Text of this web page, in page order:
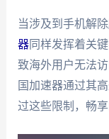
当涉及到手机解
器同样发挥着关
致海外用户无法
国加速器通过其
过这些限制，畅享